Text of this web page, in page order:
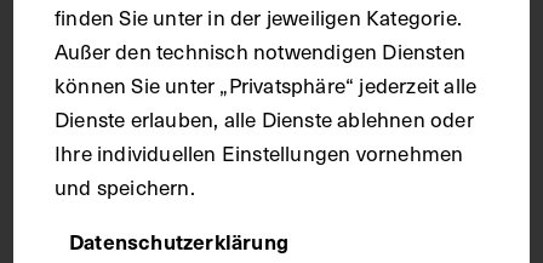
Fotografie
Maße
Bildmaß 15,1 x 10 cm
finden Sie unter in der jeweiligen Kategorie.
Außer den technisch notwendigen Diensten
können Sie unter „Privatsphäre“ jederzeit alle
Dienste erlauben, alle Dienste ablehnen oder
Ihre individuellen Einstellungen vornehmen
und speichern.
Datenschutzerklärung